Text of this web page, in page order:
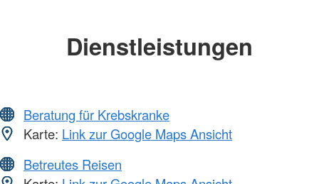
Dienstleistungen
Beratung für Krebskranke
Karte: Link zur Google Maps Ansicht
Betreutes Reisen